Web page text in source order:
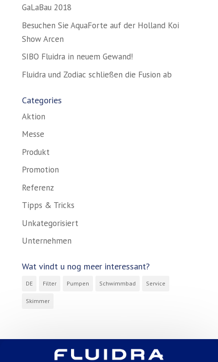
GaLaBau 2018
Besuchen Sie AquaForte auf der Holland Koi
Show Arcen
SIBO Fluidra in neuem Gewand!
Fluidra und Zodiac schließen die Fusion ab
Categories
Aktion
Messe
Produkt
Promotion
Referenz
Tipps & Tricks
Unkategorisiert
Unternehmen
Wat vindt u nog meer interessant?
DE Filter Pumpen Schwimmbad Service
Skimmer